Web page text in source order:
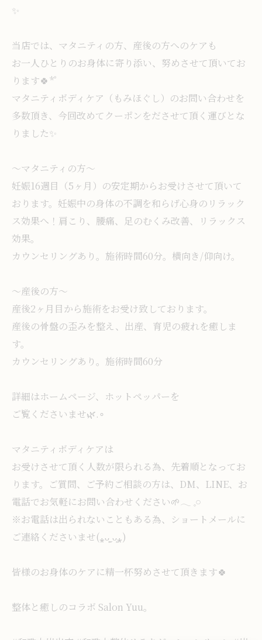
✨️
当店では、マタニティの方、産後の方へのケアも
お一人ひとりのお身体に寄り添い、努めさせて頂いてお
ります🍀*゜
マタニティボディケア（もみほぐし）のお問い合わせを
多数頂き、今回改めてクーポンをださせて頂く運びとな
りました✨️
〜マタニティの方〜
妊娠16週目（5ヶ月）の安定期からお受けさせて頂いて
おります。妊娠中の身体の不調を和らげ心身のリラック
ス効果へ！肩こり、腰痛、足のむくみ改善、リラックス
効果。
カウンセリングあり。施術時間60分。横向き/仰向け。
〜産後の方〜
産後2ヶ月目から施術をお受け致しております。
産後の骨盤の歪みを整え、出産、育児の疲れを癒しま
す。
カウンセリングあり。施術時間60分
詳細はホームページ、ホットペッパーを
ご覧くださいませ🌿.∘
マタニティボディケアは
お受けさせて頂く人数が限られる為、先着順となってお
ります。ご質問、ご予約ご相談の方は、DM、LINE、お
電話でお気軽にお問い合わせください🌱𓂃 𓈒𓏸
※お電話は出られないこともある為、ショートメールに
ご連絡くださいませ(⁎ᴗ͈ˬᴗ͈⁎)
皆様のお身体のケアに精一杯努めさせて頂きます🍀
整体と癒しのコラボ Salon Yuu。